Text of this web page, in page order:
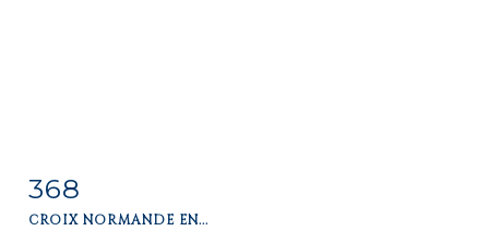
Item detail
368
CROIX NORMANDE EN...